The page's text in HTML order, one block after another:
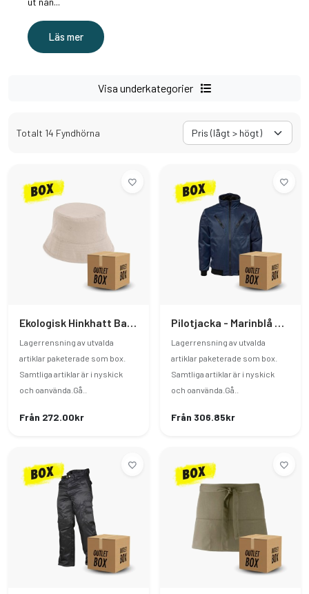
Läs mer
Visa underkategorier
Totalt 14 Fyndhörna
Ekologisk Hinkhatt Barn - 10st
Lagerrensning av utvalda
artiklar paketerade som box.
Samtliga artiklar är i nyskick
och oanvända.Gå..
Från 272.00kr
Pilotjacka - Marinblå XXL
Lagerrensning av utvalda
artiklar paketerade som box.
Samtliga artiklar är i nyskick
och oanvända.Gå..
Från 306.85kr